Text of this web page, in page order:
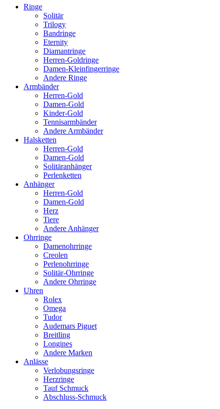
Ringe
Solitär
Trilogy
Bandringe
Eternity
Diamantringe
Herren-Goldringe
Damen-Kleinfingerringe
Andere Ringe
Armbänder
Herren-Gold
Damen-Gold
Kinder-Gold
Tennisarmbänder
Andere Armbänder
Halsketten
Herren-Gold
Damen-Gold
Solitäranhänger
Perlenketten
Anhänger
Herren-Gold
Damen-Gold
Herz
Tiere
Andere Anhänger
Ohrringe
Damenohrringe
Creolen
Perlenohrringe
Solitär-Ohrringe
Andere Ohrringe
Uhren
Rolex
Omega
Tudor
Audemars Piguet
Breitling
Longines
Andere Marken
Anlässe
Verlobungsringe
Herzringe
Tauf Schmuck
Abschluss-Schmuck